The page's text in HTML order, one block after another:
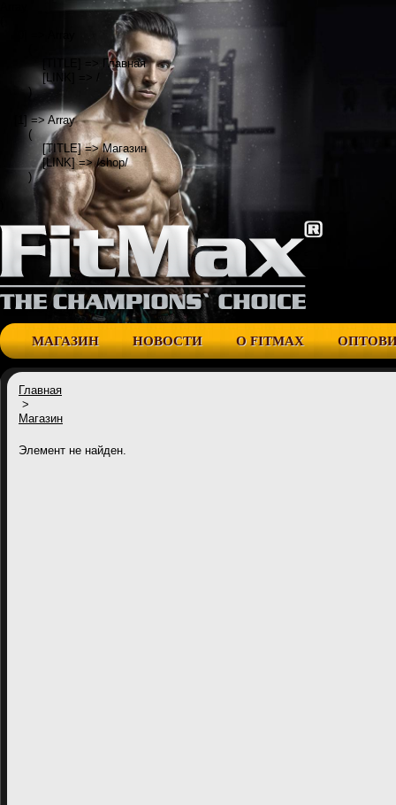
            [TITLE] => Главная
            [LINK] => /
        )
    [1] => Array
        (
            [TITLE] => Магазин
            [LINK] => /shop/
        )
МАГАЗИН НОВОСТИ О FITMAX
Главная
>
Магазин
Элемент не найден.